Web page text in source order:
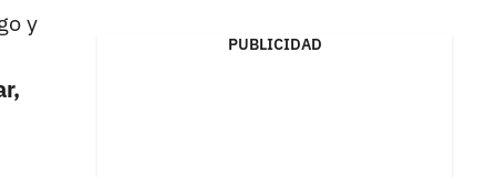
y
PUBLICIDAD